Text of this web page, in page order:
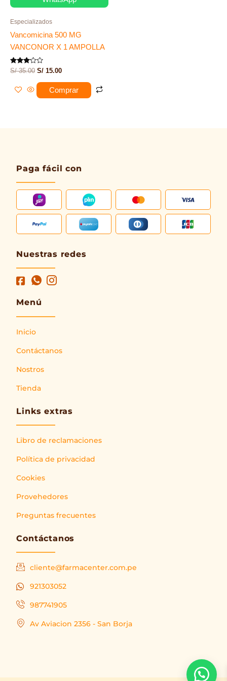
Especializados
Vancomicina 500 MG
VANCONOR X 1 AMPOLLA
Valorado
de 5
S/35.00 S/ 15.00
Comprar
Paga fácil con
Nuestras redes
Menú
Inicio
Contáctanos
Nostros
Tienda
Links extras
Libro de reclamaciones
Política de privacidad
Cookies
Provehedores
Preguntas frecuentes
Contáctanos
cliente@farmacenter.com.pe
921303052
987741905
Av Aviacion 2356 - San Borja